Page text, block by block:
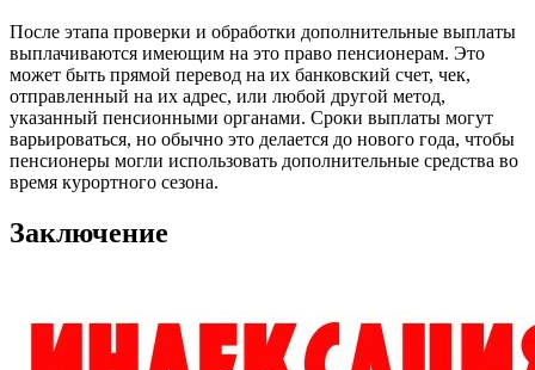
После этапа проверки и обработки дополнительные выплаты
выплачиваются имеющим на это право пенсионерам. Это
может быть прямой перевод на их банковский счет, чек,
отправленный на их адрес, или любой другой метод,
указанный пенсионными органами. Сроки выплаты могут
варьироваться, но обычно это делается до нового года, чтобы
пенсионеры могли использовать дополнительные средства во
время курортного сезона.
Заключение